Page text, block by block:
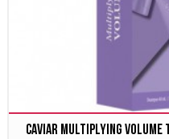
Caviar Multiplying